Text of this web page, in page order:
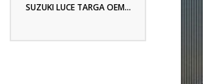
SUZUKI LUCE TARGA OEM...